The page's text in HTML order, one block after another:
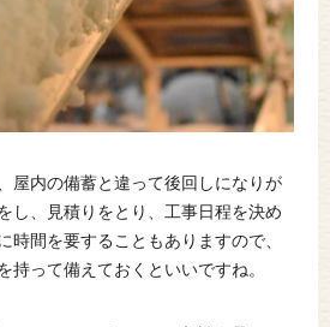
屋内の備蓄と違って後回しになりが
し、見積りをとり、工事日程を決め
時間を要することもありますので、
持って備えておくといいですね。